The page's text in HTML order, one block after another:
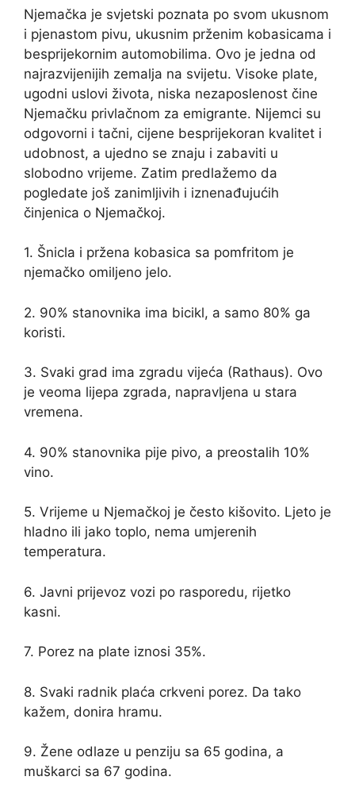
Njemačka je svjetski poznata po svom ukusnom
i pjenastom pivu, ukusnim prženim kobasicama i
besprijekornim automobilima. Ovo je jedna od
najrazvijenijih zemalja na svijetu. Visoke plate,
ugodni uslovi života, niska nezaposlenost čine
Njemačku privlačnom za emigrante. Nijemci su
odgovorni i tačni, cijene besprijekoran kvalitet i
udobnost, a ujedno se znaju i zabaviti u
slobodno vrijeme. Zatim predlažemo da
pogledate još zanimljivih i iznenađujućih
činjenica o Njemačkoj.
1. Šnicla i pržena kobasica sa pomfritom je
njemačko omiljeno jelo.
2. 90% stanovnika ima bicikl, a samo 80% ga
koristi.
3. Svaki grad ima zgradu vijeća (Rathaus). Ovo
je veoma lijepa zgrada, napravljena u stara
vremena.
4. 90% stanovnika pije pivo, a preostalih 10%
vino.
5. Vrijeme u Njemačkoj je često kišovito. Ljeto je
hladno ili jako toplo, nema umjerenih
temperatura.
6. Javni prijevoz vozi po rasporedu, rijetko
kasni.
7. Porez na plate iznosi 35%.
8. Svaki radnik plaća crkveni porez. Da tako
kažem, donira hramu.
9. Žene odlaze u penziju sa 65 godina, a
muškarci sa 67 godina.